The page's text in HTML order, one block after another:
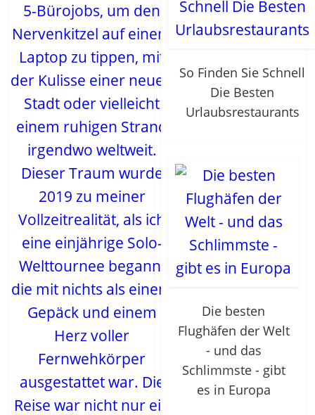
5-Bürojobs, um den
Nervenkitzel auf einem
Laptop zu tippen, mit
der Kulisse einer neuen
Stadt oder vielleicht
einem ruhigen Strand
irgendwo weltweit.
Dieser Traum wurde
2019 zu meiner
Vollzeitrealität, als ich
eine einjährige Solo-
Welttournee begann,
die mit nichts als einem
Gepäck und einem
Herz voller
Fernwehkörper
ausgestattet war. Die
Reise war nicht nur ein
So Finden Sie Schnell
Die Besten
Urlaubsrestaurants
Die besten
Flughäfen der Welt
- und das
Schlimmste - gibt
es in Europa